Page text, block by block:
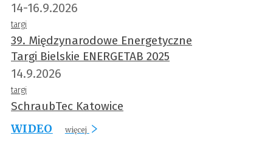
14-16.9.2026
targi
39. Międzynarodowe Energetyczne
Targi Bielskie ENERGETAB 2025
14.9.2026
targi
SchraubTec Katowice
WIDEO
więcej